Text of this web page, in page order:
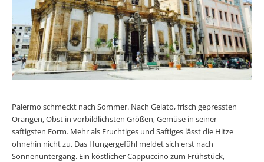
Palermo schmeckt nach Sommer. Nach Gelato, frisch gepressten
Orangen, Obst in vorbildlichsten Größen, Gemüse in seiner
saftigsten Form. Mehr als Fruchtiges und Saftiges lässt die Hitze
ohnehin nicht zu. Das Hungergefühl meldet sich erst nach
Sonnenuntergang. Ein köstlicher Cappuccino zum Frühstück,